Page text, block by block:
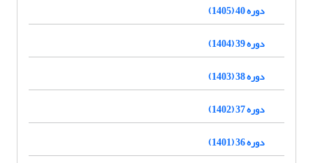
دوره 40 (1405)
دوره 39 (1404)
دوره 38 (1403)
دوره 37 (1402)
دوره 36 (1401)